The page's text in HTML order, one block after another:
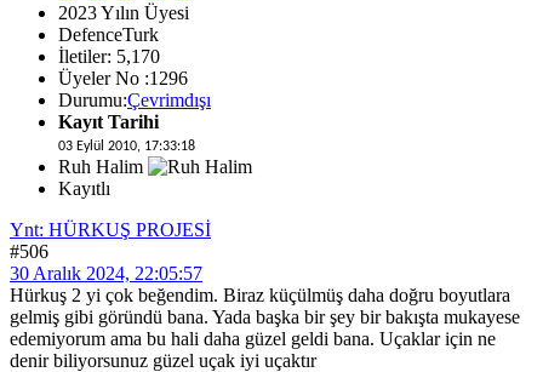
2023 Yılın Üyesi
DefenceTurk
İletiler: 5,170
Üyeler No :1296
Durumu:Çevrimdışı
Kayıt Tarihi
03 Eylül 2010, 17:33:18
Ruh Halim
Kayıtlı
Ynt: HÜRKUŞ PROJESİ
#506
30 Aralık 2024, 22:05:57
Hürkuş 2 yi çok beğendim. Biraz küçülmüş daha doğru boyutlara
gelmiş gibi göründü bana. Yada başka bir şey bir bakışta mukayese
edemiyorum ama bu hali daha güzel geldi bana. Uçaklar için ne
denir biliyorsunuz güzel uçak iyi uçaktır